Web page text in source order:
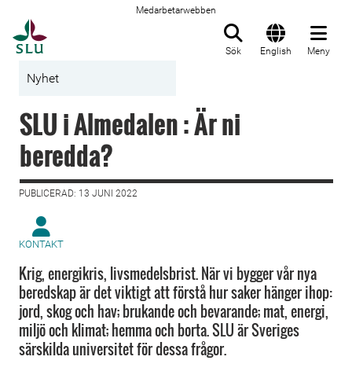
Medarbetarwebben
Sök English Meny
Nyhet
SLU i Almedalen : Är ni
beredda?
PUBLICERAD: 13 JUNI 2022
KONTAKT
Krig, energikris, livsmedelsbrist. När vi bygger vår nya
beredskap är det viktigt att förstå hur saker hänger ihop:
jord, skog och hav; brukande och bevarande; mat, energi,
miljö och klimat; hemma och borta. SLU är Sveriges
särskilda universitet för dessa frågor.